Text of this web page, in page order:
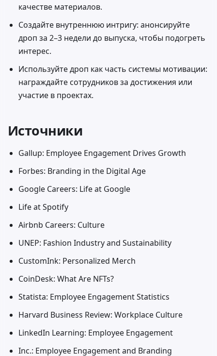
качестве материалов.
Создайте внутреннюю интригу: анонсируйте
дроп за 2–3 недели до выпуска, чтобы подогреть
интерес.
Используйте дроп как часть системы мотивации:
награждайте сотрудников за достижения или
участие в проектах.
Источники
Gallup: Employee Engagement Drives Growth
Forbes: Branding in the Digital Age
Google Careers: Life at Google
Life at Spotify
Airbnb Careers: Culture
UNEP: Fashion Industry and Sustainability
CustomInk: Personalized Merch
CoinDesk: What Are NFTs?
Statista: Employee Engagement Statistics
Harvard Business Review: Workplace Culture
LinkedIn Learning: Employee Engagement
Inc.: Employee Engagement and Branding